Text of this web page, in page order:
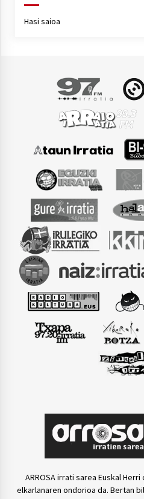
Hasi saioa
ARROSA irrati sarea Euskal
elkarlanaren ondorioa da. Bertan